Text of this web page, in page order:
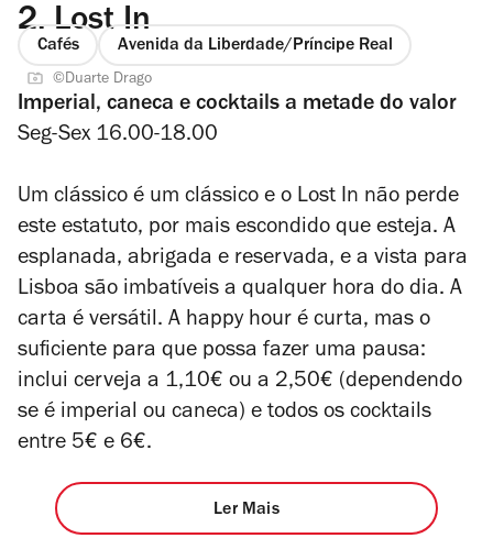
2. Lost In
Cafés Avenida da Liberdade/Príncipe Real
©Duarte Drago
Imperial, caneca e cocktails a metade do valor
Seg-Sex 16.00-18.00
Um clássico é um clássico e o Lost In não perde
este estatuto, por mais escondido que esteja. A
esplanada, abrigada e reservada, e a vista para
Lisboa são imbatíveis a qualquer hora do dia. A
carta é versátil. A happy hour é curta, mas o
suficiente para que possa fazer uma pausa:
inclui cerveja a 1,10€ ou a 2,50€ (dependendo
se é imperial ou caneca) e todos os cocktails
entre 5€ e 6€.
Ler Mais